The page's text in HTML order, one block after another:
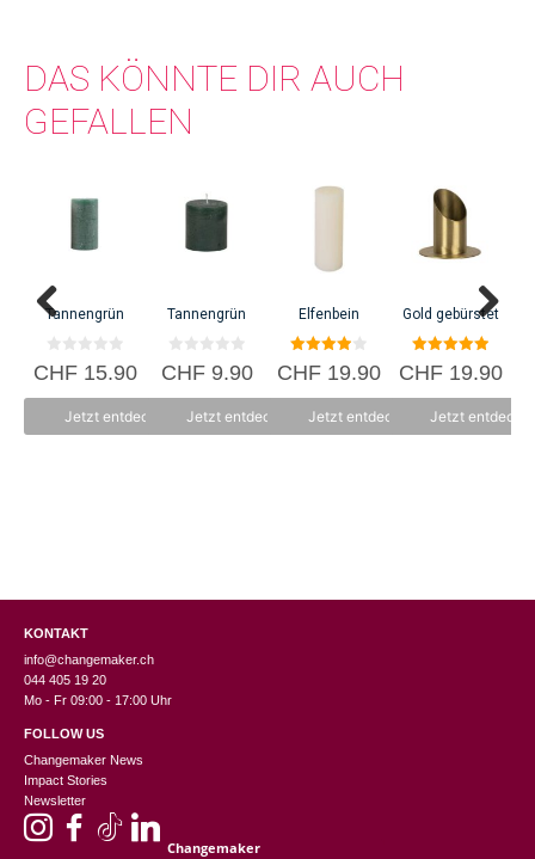
DAS KÖNNTE DIR AUCH
GEFALLEN
Tannengrün
0
v
CHF15.90
Jetzt entdecken
Tannengrün
0
v
CHF9.90
Jetzt entdecken
Elfenbein
4.00
von 5
CHF19.90
Jetzt entdecken
Gold gebürstet
5.00
von 5
CHF19.90
Jetzt
KONTAKT
info@changemaker.ch
044 405 19 20
Mo - Fr 09:00 - 17:00 Uhr
FOLLOW US
Changemaker News
Impact Stories
Newsletter
Changemaker